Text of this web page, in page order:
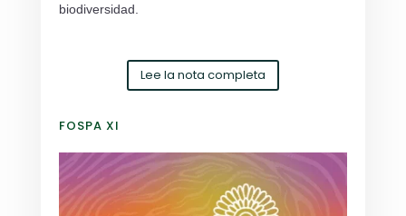
biodiversidad.
Lee la nota completa
FOSPA XI